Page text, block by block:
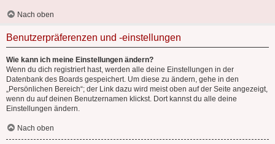
Nach oben
Benutzerpräferenzen und -einstellungen
Wie kann ich meine Einstellungen ändern?
Wenn du dich registriert hast, werden alle deine Einstellungen in der
Datenbank des Boards gespeichert. Um diese zu ändern, gehe in den
„Persönlichen Bereich“; der Link dazu wird meist oben auf der Seite angezeigt,
wenn du auf deinen Benutzernamen klickst. Dort kannst du alle deine
Einstellungen ändern.
Nach oben